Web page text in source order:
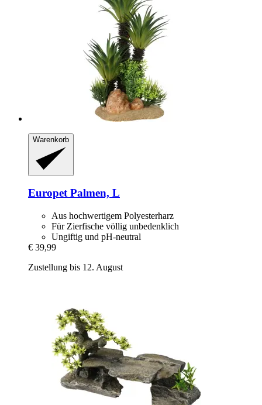
Warenkorb
EuropetPalmen, L
Aus hochwertigem Polyesterharz
Für Zierfische völlig unbedenklich
Ungiftig und pH-neutral
€ 39,99
Zustellung bis 12. August